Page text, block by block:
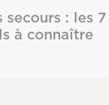
secours : les
à connaître